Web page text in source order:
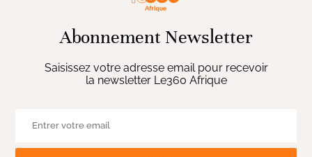
Abonnement Newsletter
Saisissez votre adresse email pour recevoir
la newsletter Le360 Afrique